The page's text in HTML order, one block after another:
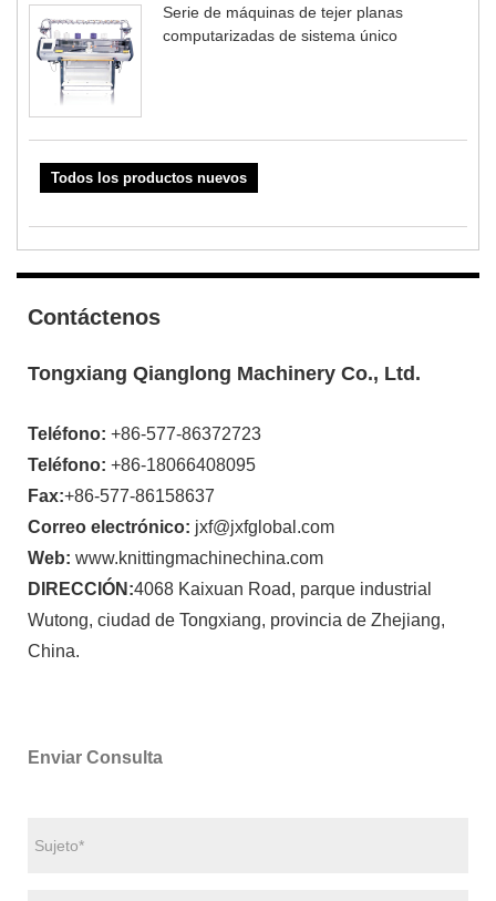
Serie de máquinas de tejer planas
computarizadas de sistema único
Todos los productos nuevos
Contáctenos
Tongxiang Qianglong Machinery Co., Ltd.
Teléfono: +86-577-86372723
Teléfono: +86-18066408095
Fax:+86-577-86158637
Correo electrónico: jxf@jxfglobal.com
Web: www.knittingmachinechina.com
DIRECCIÓN:4068 Kaixuan Road, parque industrial
Wutong, ciudad de Tongxiang, provincia de Zhejiang,
China.
Enviar Consulta